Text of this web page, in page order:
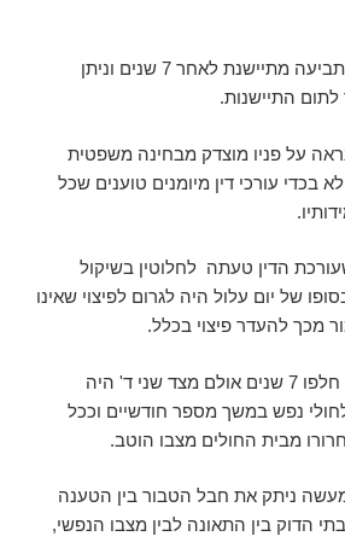
לכאורה טענה נכונה, תביעה מתיישנת לאחר 7 שנים וניתן
התיישנות.
על פניו מוצדק מבחינה משפטית
בכדי עורכי דין מיומנים טוענים שכל
הדין טעתה לחלוטין בשיקול
של יום עלול היה לגרום לפיצוי שאינו
מכך להעדר פיצוי בכלל.
מצד אחד כאמור טרם חלפו 7 שנים אולם מצד שני ד' היה
נפש במשך מספר חודשיים וככל
מבית החולים מצבו הוטב.
ניתק את חבל הטבור בין הטענה
הדוק בין התאונה לבין מצבו הנפשי,